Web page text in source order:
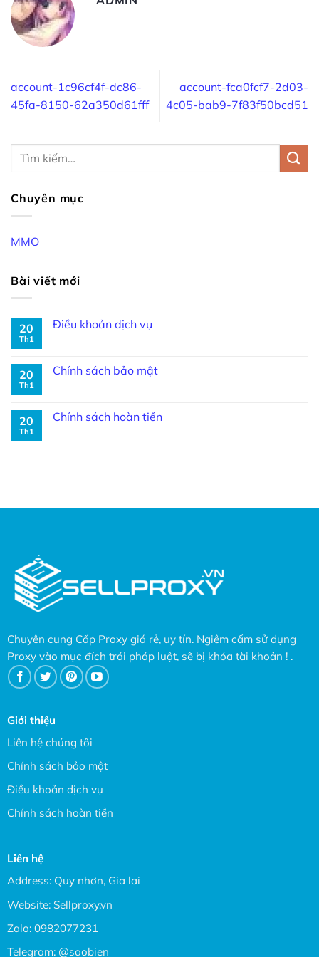
account-1c96cf4f-dc86-
45fa-8150-62a350d61fff
account-fca0fcf7-2d03-
4c05-bab9-7f83f50bcd51
Chuyên mục
MMO
Bài viết mới
20
Th1
Điều khoản dịch vụ
20
Th1
Chính sách bảo mật
20
Th1
Chính sách hoàn tiền
Chuyên cung Cấp Proxy giá rẻ, uy tín. Ngiêm cấm sử dụng
Proxy vào mục đích trái pháp luật, sẽ bị khóa tài khoản ! .
Giới thiệu
Liên hệ chúng tôi
Chính sách bảo mật
Điều khoản dịch vụ
Chính sách hoàn tiền
Liên hệ
Address: Quy nhơn, Gia lai
Website: Sellproxy.vn
Zalo: 0982077231
Telegram: @saobien